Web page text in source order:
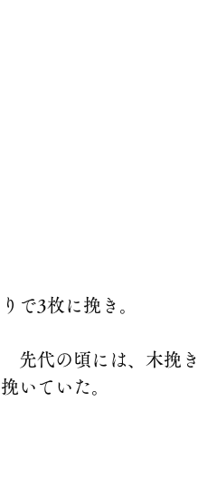
りで3枚に挽き。
先代の頃には、木挽
挽いていた。